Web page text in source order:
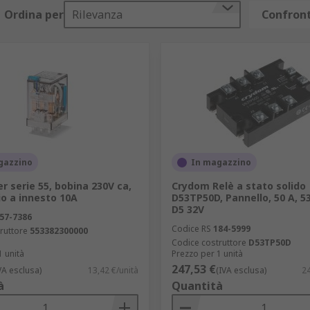
nell'industria delle apparecchiature di prova e in
controllare il movimento in incrementi prestabiliti,
di circuiti elettrici. Si usano in varie applicazioni, come
l'attivazione o disattivazione di un circuito. Utile
dove è necessario sincronizzare azioni in momenti
impulsi elettrici invece di una connessione costante.
di 12V. Usati in applicazioni automotive, dispositivi
di 24V. Impiegati in applicazioni industriali,
di 220 volt. Sono impiegati in applicazioni elettriche
Ordina per Rilevanza
serie 55, bobina 230V ca,
a innesto 10A
7386
553382300000
unità
esclusa) 13,42 €/unità
In magazzino
Crydom Relè a stato solido
D53TP50D, Pannello, 50 A,
D5 32V
Codice RS 184-5999
Codice costruttore D53TP50D
Prezzo per 1 unità
247,53 €(IVA esclusa)
Quantità